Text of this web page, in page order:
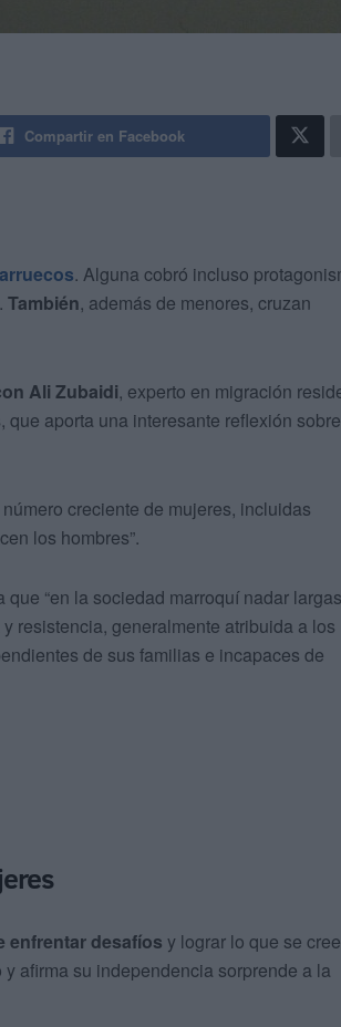
Compartir en Facebook
. Alguna cobró incluso
. También, además de menores, cruzan
Ali Zubaidi, experto en migración
aporta una interesante reflexión
creciente de mujeres, incluidas
los hombres”.
que “en la sociedad marroquí nadar largas
resistencia, generalmente atribuida a los
de sus familias e incapaces de
enfrentar desafíos y lograr lo que se cree
afirma su independencia sorprende a la